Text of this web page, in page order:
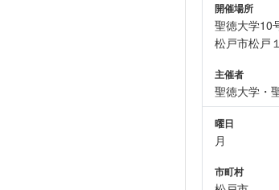
開催場所
聖徳大学10
松戸市松戸
主催者
聖徳大学・
曜日
月
市町村